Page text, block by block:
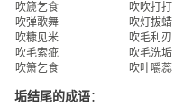
吹篪乞食 吹吹打打
吹弹歌舞
吹灯拔蜡
吹糠见米
吹毛利刃
吹毛索疵
吹毛洗垢
吹箫乞食
吹叶嚼蕊
垢结尾的成语：